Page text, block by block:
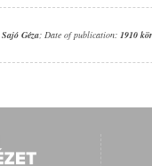
Sajó Géza; Date of publication: 1910